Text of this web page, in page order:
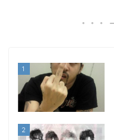
1
2